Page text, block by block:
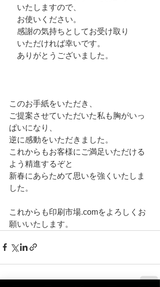
いたしますので、
お使いください。
感謝の気持ちとしてお受け取り
いただければ幸いです。
ありがとうございました。
このお手紙をいただき、
ご提案させていただいた私も胸がいっ
ぱいになり、
逆に感動をいただきました。
これからもお客様にご満足いただける
よう精進するぞと
新春にあらためて思いを強くいたしま
した。
これからも印刷市場.comをよろしくお
願いいたします。